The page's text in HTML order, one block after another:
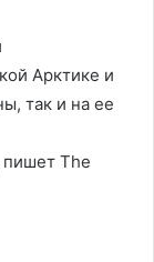
Арктике и
так и на ее
пишет The